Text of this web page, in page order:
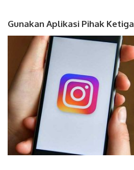
Gunakan Aplikasi Pihak Ketiga